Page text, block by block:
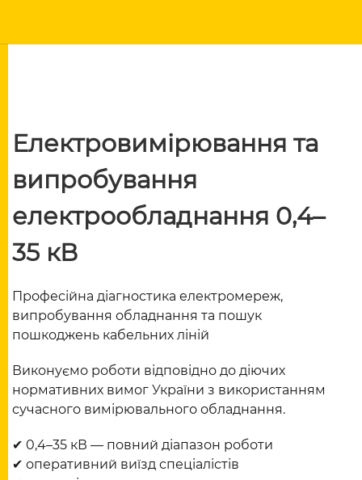
Електровимірювання та
випробування
електрообладнання 0,4–
35 кВ
Професійна діагностика електромереж,
випробування обладнання та пошук
пошкоджень кабельних ліній
Виконуємо роботи відповідно до діючих
нормативних вимог України з використанням
сучасного вимірювального обладнання.
✔ 0,4–35 кВ — повний діапазон роботи
✔ оперативний виїзд спеціалістів